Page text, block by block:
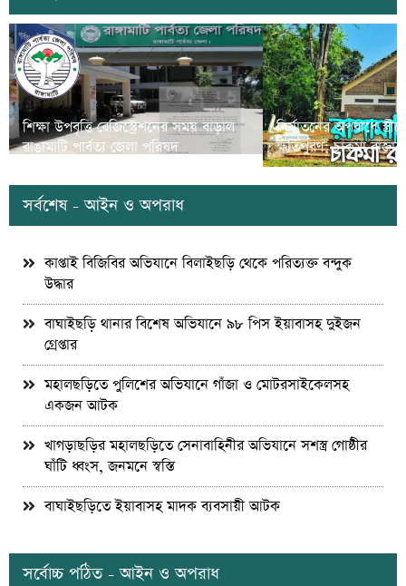
শিক্ষা উপবৃত্তি রেজিস্ট্রেশনের সময় বাড়াল
রাঙামাটি পার্বত্য জেলা পরিষদ
নির্যাতনের অপরাধে
ক্ষতিপুরণ; চাকমা
সর্বশেষ - আইন ও অপরাধ
কাপ্তাই বিজিবির অভিযানে বিলাইছড়ি থেকে পরিত্যক্ত বন্দুক
উদ্ধার
বাঘাইছড়ি থানার বিশেষ অভিযানে ৯৮ পিস ইয়াবাসহ দুইজন
গ্রেপ্তার
মহালছড়িতে পুলিশের অভিযানে গাঁজা ও মোটরসাইকেলসহ
একজন আটক
খাগড়াছড়ির মহালছড়িতে সেনাবাহিনীর অভিযানে সশস্ত্র গোষ্ঠীর
ঘাঁটি ধ্বংস, জনমনে স্বস্তি
বাঘাইছড়িতে ইয়াবাসহ মাদক ব্যবসায়ী আটক
সর্বোচ্চ পঠিত - আইন ও অপরাধ